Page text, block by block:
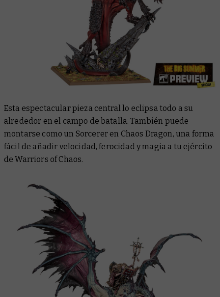
Esta espectacular pieza central lo eclipsa todo a su
alrededor en el campo de batalla. También puede
montarse como un Sorcerer en Chaos Dragon, una forma
fácil de añadir velocidad, ferocidad y magia a tu ejército
de Warriors of Chaos.